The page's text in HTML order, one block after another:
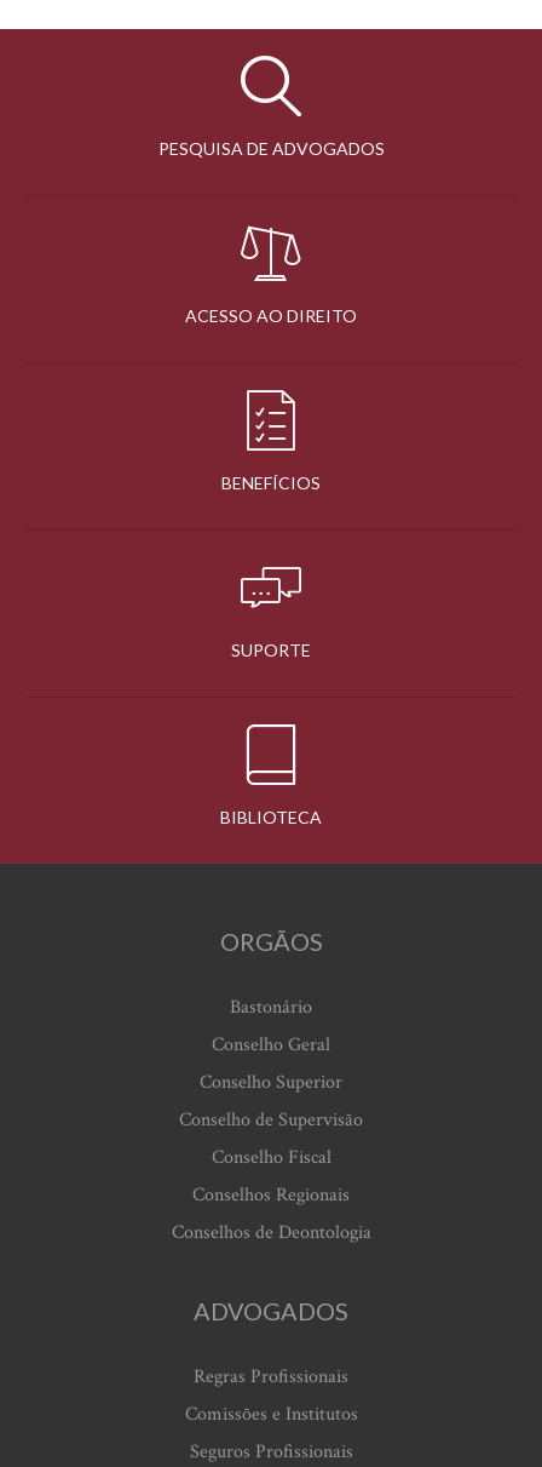
PESQUISA DE ADVOGADOS
ACESSO AO DIREITO
BENEFÍCIOS
SUPORTE
BIBLIOTECA
ORGÃOS
Bastonário
Conselho Geral
Conselho Superior
Conselho de Supervisão
Conselho Fiscal
Conselhos Regionais
Conselhos de Deontologia
ADVOGADOS
Regras Profissionais
Comissões e Institutos
Seguros Profissionais